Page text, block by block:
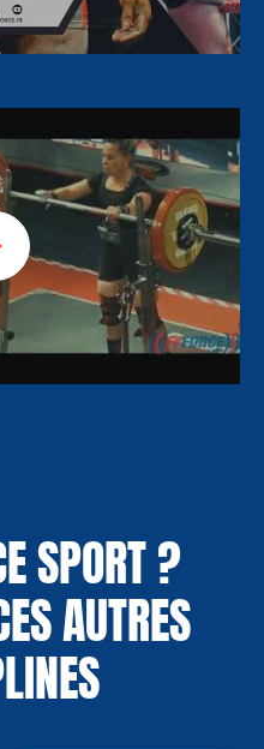
SPORT ?
AUTRES